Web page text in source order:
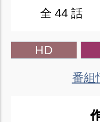
全 44 話
HD
番組